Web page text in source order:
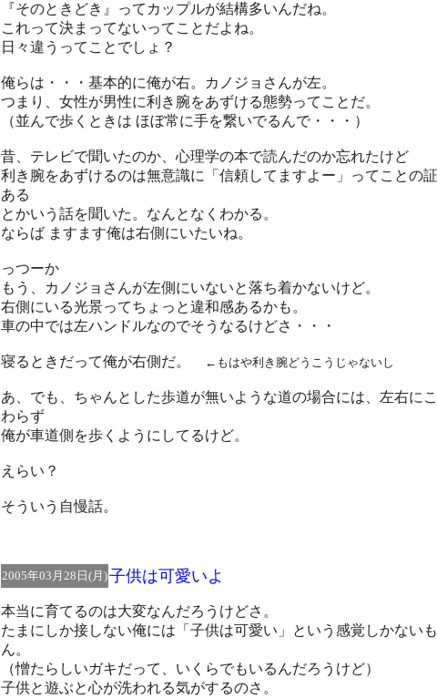
『そのときどき』ってカップルが結構多いんだね。
これって決まってないってことだよね。
日々違うってことでしょ？
俺らは・・・基本的に俺が右。カノジョさんが左。
つまり、女性が男性に利き腕をあずける態勢ってことだ。
（並んで歩くときは ほぼ常に手を繋いでるんで・・・）
昔、テレビで聞いたのか、心理学の本で読んだのか忘れたけど
利き腕をあずけるのは無意識に「信頼してますよー」ってことの
ある
とかいう話を聞いた。なんとなくわかる。
ならば ますます俺は右側にいたいね。
っつーか
もう、カノジョさんが左側にいないと落ち着かないけど。
右側にいる光景ってちょっと違和感あるかも。
車の中では左ハンドルなのでそうなるけどさ・・・
寝るときだって俺が右側だ。 ←もはや利き腕どうこうじゃないし
あ、でも、ちゃんとした歩道が無いような道の場合には、左右に
わらず
俺が車道側を歩くようにしてるけど。
えらい？
そういう自慢話。
2005年03月28日(月)子供は可愛いよ
本当に育てるのは大変なんだろうけどさ。
たまにしか接しない俺には「子供は可愛い」という感覚しかないも
ん。
（憎たらしいガキだって、いくらでもいるんだろうけど）
子供と遊ぶと心が洗われる気がするのさ。